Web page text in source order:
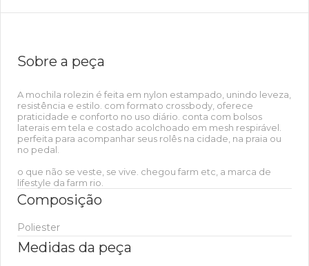
Sobre a peça
A mochila rolezin é feita em nylon estampado, unindo leveza,
resistência e estilo. com formato crossbody, oferece
praticidade e conforto no uso diário. conta com bolsos
laterais em tela e costado acolchoado em mesh respirável.
perfeita para acompanhar seus rolês na cidade, na praia ou
no pedal.
o que não se veste, se vive. chegou farm etc, a marca de
lifestyle da farm rio.
Composição
Poliester
Medidas da peça